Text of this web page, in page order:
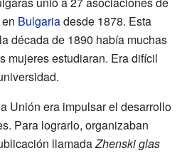
Bulgariadesde 1878. Esta
década de 1890 había muchas
mujeres estudiaran. Era difícil
Unión era impulsar el desarrollo
Para lograrlo, organizaban
llamadaZhenski glas